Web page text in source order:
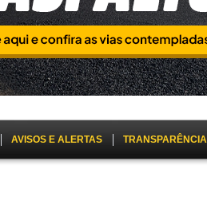
AVISOS E ALERTAS TRANSPARÊNCIA